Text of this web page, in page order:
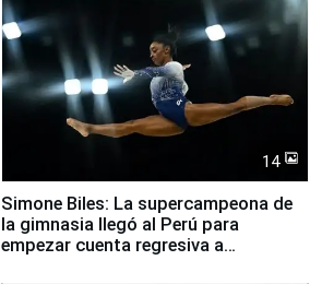
14
Simone Biles: La supercampeona de
la gimnasia llegó al Perú para
empezar cuenta regresiva a